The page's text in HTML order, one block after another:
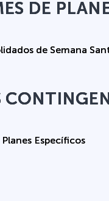
DE
de Semana
Planes Específicos